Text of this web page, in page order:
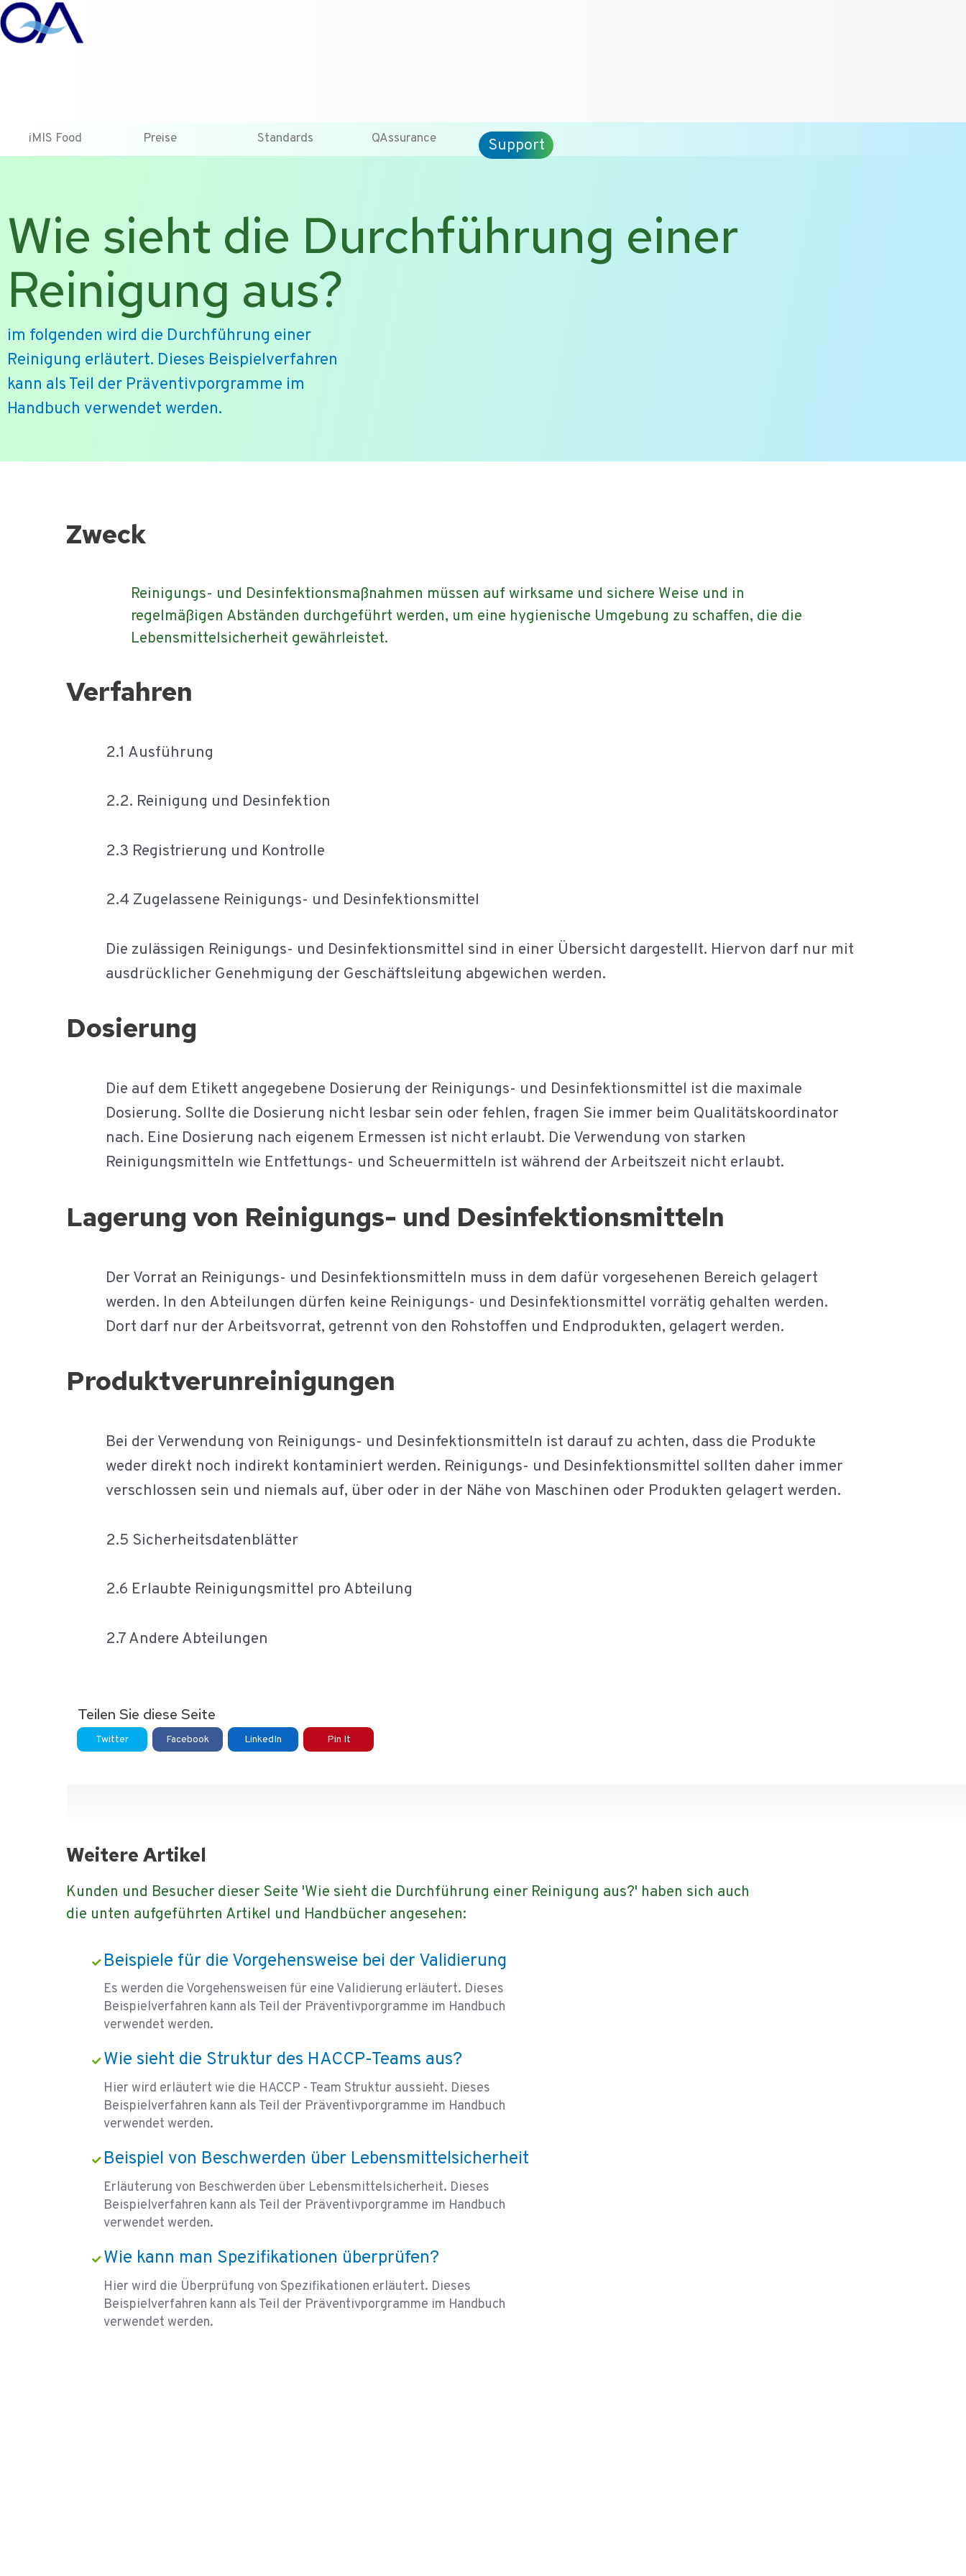
iMIS Food Preise Standards QAssurance Support
Wie sieht die Durchführung einer
Reinigung aus?
im folgenden wird die Durchführung einer
Reinigung erläutert. Dieses Beispielverfahren
kann als Teil der Präventivporgramme im
Handbuch verwendet werden.
Zweck
Reinigungs- und Desinfektionsmaßnahmen müssen auf wirksame und sichere Weise und in
regelmäßigen Abständen durchgeführt werden, um eine hygienische Umgebung zu schaffen, die die
Lebensmittelsicherheit gewährleistet.
Verfahren
2.1 Ausführung
2.2. Reinigung und Desinfektion
2.3 Registrierung und Kontrolle
2.4 Zugelassene Reinigungs- und Desinfektionsmittel
Die zulässigen Reinigungs- und Desinfektionsmittel sind in einer Übersicht dargestellt. Hiervon darf nur mit
ausdrücklicher Genehmigung der Geschäftsleitung abgewichen werden.
Dosierung
Die auf dem Etikett angegebene Dosierung der Reinigungs- und Desinfektionsmittel ist die maximale
Dosierung. Sollte die Dosierung nicht lesbar sein oder fehlen, fragen Sie immer beim Qualitätskoordinator
nach. Eine Dosierung nach eigenem Ermessen ist nicht erlaubt. Die Verwendung von starken
Reinigungsmitteln wie Entfettungs- und Scheuermitteln ist während der Arbeitszeit nicht erlaubt.
Lagerung von Reinigungs- und Desinfektionsmitteln
Der Vorrat an Reinigungs- und Desinfektionsmitteln muss in dem dafür vorgesehenen Bereich gelagert
werden. In den Abteilungen dürfen keine Reinigungs- und Desinfektionsmittel vorrätig gehalten werden.
Dort darf nur der Arbeitsvorrat, getrennt von den Rohstoffen und Endprodukten, gelagert werden.
Produktverunreinigungen
Bei der Verwendung von Reinigungs- und Desinfektionsmitteln ist darauf zu achten, dass die Produkte
weder direkt noch indirekt kontaminiert werden. Reinigungs- und Desinfektionsmittel sollten daher immer
verschlossen sein und niemals auf, über oder in der Nähe von Maschinen oder Produkten gelagert werden.
2.5 Sicherheitsdatenblätter
2.6 Erlaubte Reinigungsmittel pro Abteilung
2.7 Andere Abteilungen
Teilen Sie diese Seite
Twitter Facebook LinkedIn Pin It
Weitere Artikel
Kunden und Besucher dieser Seite 'Wie sieht die Durchführung einer Reinigung aus?' haben sich auch
die unten aufgeführten Artikel und Handbücher angesehen:
Beispiele für die Vorgehensweise bei der Validierung
Es werden die Vorgehensweisen für eine Validierung erläutert. Dieses
Beispielverfahren kann als Teil der Präventivporgramme im Handbuch
verwendet werden.
Wie sieht die Struktur des HACCP-Teams aus?
Hier wird erläutert wie die HACCP - Team Struktur aussieht. Dieses
Beispielverfahren kann als Teil der Präventivporgramme im Handbuch
verwendet werden.
Beispiel von Beschwerden über Lebensmittelsicherheit
Erläuterung von Beschwerden über Lebensmittelsicherheit. Dieses
Beispielverfahren kann als Teil der Präventivporgramme im Handbuch
verwendet werden.
Wie kann man Spezifikationen überprüfen?
Hier wird die Überprüfung von Spezifikationen erläutert. Dieses
Beispielverfahren kann als Teil der Präventivporgramme im Handbuch
verwendet werden.